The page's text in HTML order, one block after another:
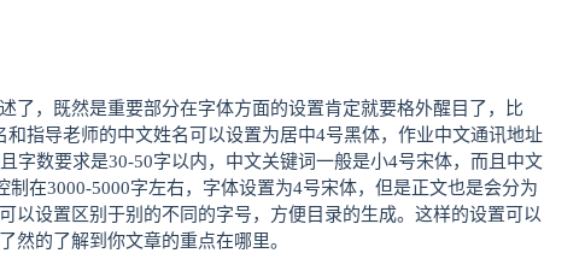
了，既然是重要部分在字体方面的设置肯定就要格外醒目了，比
指导老师的中文姓名可以设置为居中4号黑体，作业中文通讯地址
字数要求是30-50字以内，中文关键词一般是小4号宋体，而且中文
在3000-5000字左右，字体设置为4号宋体，但是正文也是会分为
以设置区别于别的不同的字号，方便目录的生成。这样的设置可以
然的了解到你文章的重点在哪里。